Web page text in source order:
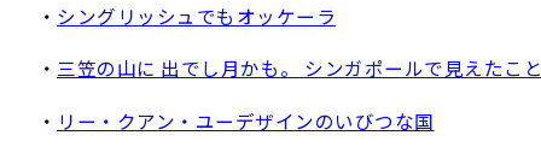
・ シングリッシュでもオッケーラ
・ 三笠の山に 出でし月かも。 シンガポールで見えたこ
・ リー・クアン・ユーデザインのいびつな国